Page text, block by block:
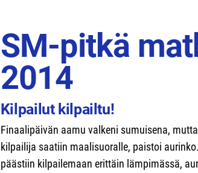
SM-pitkä
2014
Kilpailut kilpailtu!
Finaalipäivän aamu valkeni sumuisena,
kilpailija saatiin maalisuoralle, paistoi
päästiin kilpailemaan erittäin lämpimässä,